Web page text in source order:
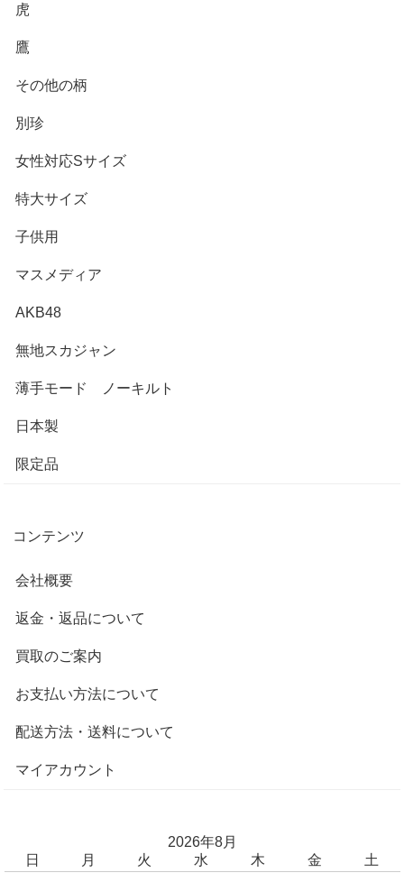
虎
鷹
その他の柄
別珍
女性対応Sサイズ
特大サイズ
子供用
マスメディア
AKB48
無地スカジャン
薄手モード ノーキルト
日本製
限定品
コンテンツ
会社概要
返金・返品について
買取のご案内
お支払い方法について
配送方法・送料について
マイアカウント
2026年8月
日
月 火 水 木 金
土